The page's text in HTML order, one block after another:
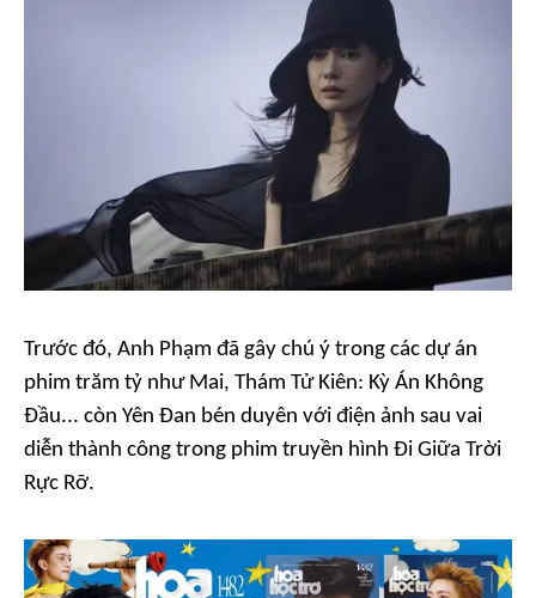
Trước đó, Anh Phạm đã gây chú ý trong các dự án
phim trăm tỷ như Mai, Thám Tử Kiên: Kỳ Án Không
Đầu... còn Yên Đan bén duyên với điện ảnh sau vai
diễn thành công trong phim truyền hình Đi Giữa Trời
Rực Rỡ.